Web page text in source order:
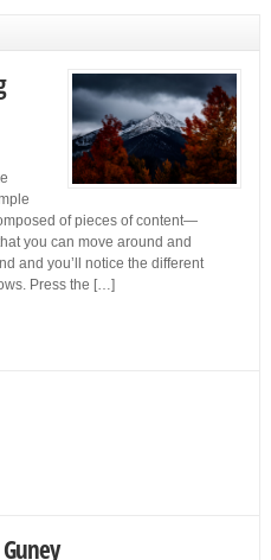
of pieces of content—
you can move around and
and you’ll notice the different
Press the […]